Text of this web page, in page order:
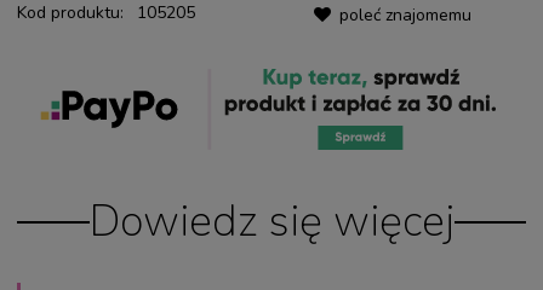
Kod produktu: 105205
poleć znajomemu
Dowiedz się więcej